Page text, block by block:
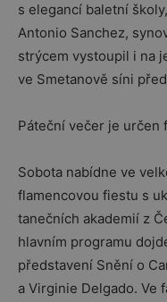
s elegancí baletní
Antonio Sanchez,
strýcem vystoupil i na
ve Smetanově síni
Páteční večer je určen
Sobota nabídne ve
flamencovou fiestu s
tanečních akademií z
hlavním programu
představení Snění o
a Virginie Delgado. Ve